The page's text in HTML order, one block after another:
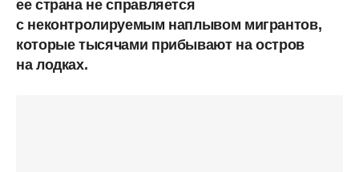
ее страна не справляется
с неконтролируемым наплывом мигрантов,
которые тысячами прибывают на остров
на лодках.